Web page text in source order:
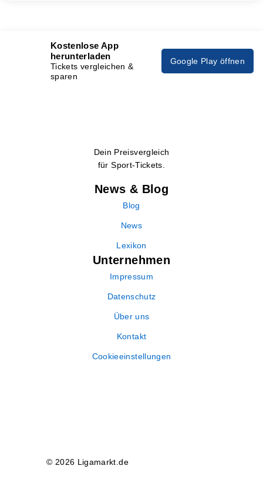
Kostenlose App
herunterladen
Tickets vergleichen &
sparen
Google Play öffnen
Dein Preisvergleich
für Sport-Tickets.
News & Blog
Blog
News
Lexikon
Unternehmen
Impressum
Datenschutz
Über uns
Kontakt
Cookieeinstellungen
© 2026 Ligamarkt.de